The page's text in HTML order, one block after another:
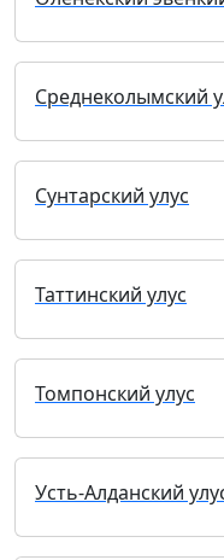
Среднеколымский
Сунтарский улус
Таттинский улус
Томпонский улус
Усть-Алданский